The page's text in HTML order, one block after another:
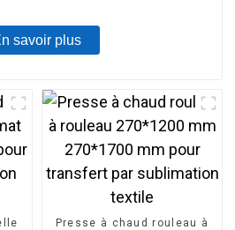
savoir plus
Presse à chaud rouleau à